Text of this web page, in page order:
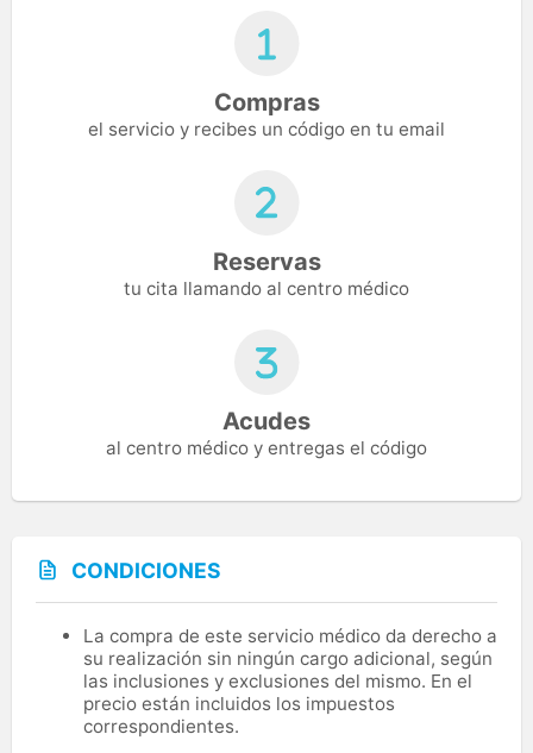
Compras
el servicio y recibes un código en tu email
Reservas
tu cita llamando al centro médico
Acudes
al centro médico y entregas el código
CONDICIONES
La compra de este servicio médico da derecho a
su realización sin ningún cargo adicional, según
las inclusiones y exclusiones del mismo. En el
precio están incluidos los impuestos
correspondientes.